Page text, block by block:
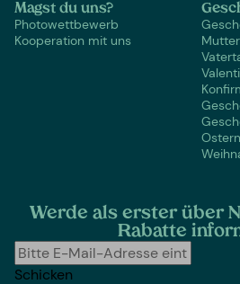
Magst du uns?
Photowettbewerb
Kooperation mit uns
Ostern
Werde als erster über
Rabatte
Schicken